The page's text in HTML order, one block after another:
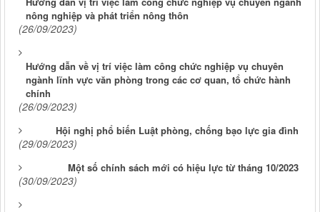
nông nghiệp và phát triển nông thôn
(26/09/2023)
Hướng dẫn về vị trí việc làm công chức nghiệp vụ chuyên
ngành lĩnh vực văn phòng trong các cơ quan, tổ chức hành
chính
(26/09/2023)
Hội nghị phổ biến Luật phòng, chống bạo lực gia đình
(29/09/2023)
Một số chính sách mới có hiệu lực từ tháng 10/2023
(30/09/2023)